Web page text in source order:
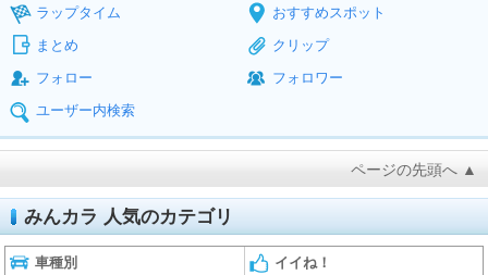
ラップタイム
おすすめスポット
まとめ
クリップ
フォロー
フォロワー
ユーザー内検索
ページの先頭へ ▲
みんカラ 人気のカテゴリ
車種別 イイね！